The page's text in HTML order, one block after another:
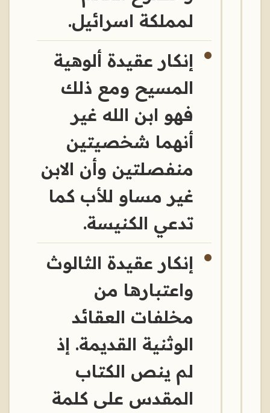
لمملكة اسرائيل.
إنكار عقيدة ألوهية
المسيح ومع ذلك
فهو ابن الله غير
أنهما شخصيتين
منفصلتين وأن الابن
غير مساو للأب كما
تدعي الكنيسة.
إنكار عقيدة الثالوث
واعتبارها من
مخلفات العقائد
الوثنية القديمة. إذ
لم ينص الكتاب
المقدس على كلمة